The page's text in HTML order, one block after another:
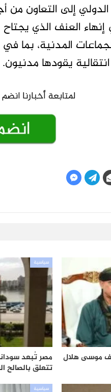
الدولي إلى التعاون
العنف الذي يجتاح
المدنية، بما
يقودها مدنيون.
موسى هلال
سياسية
مصر تُبعد
تتعلق بالصالح
سياسية